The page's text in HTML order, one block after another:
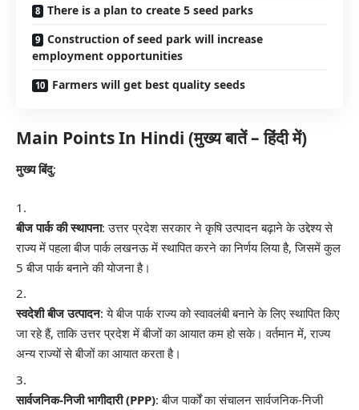
There is a plan to create 5 seed parks
Construction of seed park will increase
employment opportunities
Farmers will get best quality seeds
Main Points In Hindi (मुख्य बातें – हिंदी में)
मुख्य बिंदु:
बीज पार्क की स्थापना: उत्तर प्रदेश सरकार ने कृषि उत्पादन बढ़ाने के उद्देश्य से
राज्य में पहला बीज पार्क लखनऊ में स्थापित करने का निर्णय लिया है, जिसमें कुल
5 बीज पार्क बनाने की योजना है।
स्वदेशी बीज उत्पादन: ये बीज पार्क राज्य को स्वावलंबी बनाने के लिए स्थापित किए
जा रहे हैं, ताकि उत्तर प्रदेश में बीजों का आयात कम हो सके। वर्तमान में, राज्य
अन्य राज्यों से बीजों का आयात करता है।
सार्वजनिक-निजी भागीदारी (PPP): बीज पार्कों का संचालन सार्वजनिक-निजी